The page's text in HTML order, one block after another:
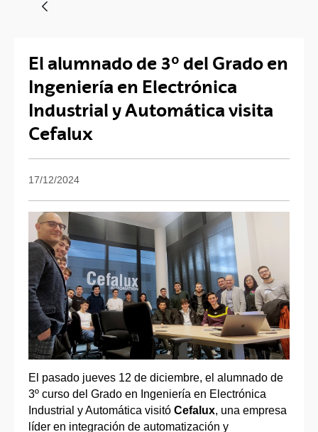
El alumnado de 3º del Grado en
Ingeniería en Electrónica
Industrial y Automática visita
Cefalux
17/12/2024
El pasado jueves 12 de diciembre, el alumnado de
3º curso del Grado en Ingeniería en Electrónica
Industrial y Automática visitó Cefalux, una empresa
líder en integración de automatización y